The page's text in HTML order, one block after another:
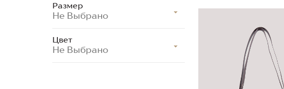
Размер
Не Выбрано
Цвет
Не Выбрано